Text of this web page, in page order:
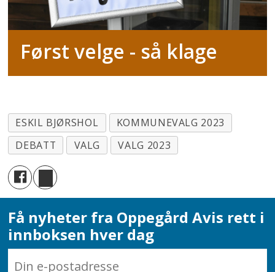
Først velge - så klage
ESKIL BJØRSHOL
KOMMUNEVALG 2023
DEBATT
VALG VALG 2023
Få nyheter fra Oppegård Avis rett i
innboksen hver dag